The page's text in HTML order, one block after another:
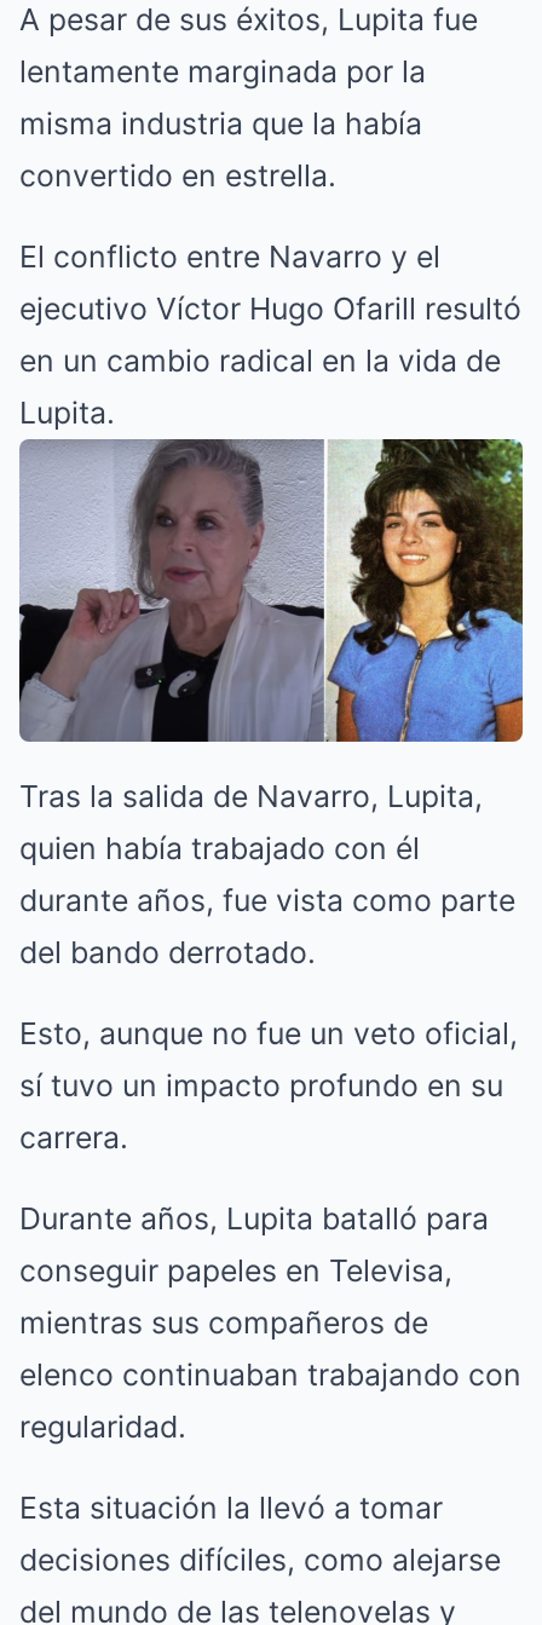
A pesar de sus éxitos, Lupita fue
lentamente marginada por la
misma industria que la había
convertido en estrella.
El conflicto entre Navarro y el
ejecutivo Víctor Hugo Ofarill resultó
en un cambio radical en la vida de
Lupita.
Tras la salida de Navarro, Lupita,
quien había trabajado con él
durante años, fue vista como parte
del bando derrotado.
Esto, aunque no fue un veto oficial,
sí tuvo un impacto profundo en su
carrera.
Durante años, Lupita batalló para
conseguir papeles en Televisa,
mientras sus compañeros de
elenco continuaban trabajando con
regularidad.
Esta situación la llevó a tomar
decisiones difíciles, como alejarse
del mundo de las telenovelas y